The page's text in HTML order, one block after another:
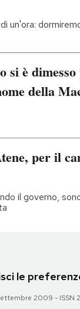
un'ora:
si è
della
per il
il governo,
le
2009 - ISSN